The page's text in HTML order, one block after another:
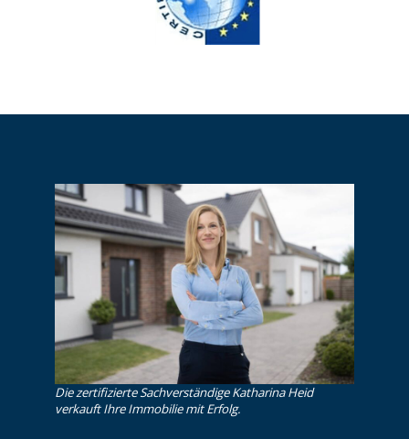
Die zertifizierte Sachverständige Katharina Heid
verkauft Ihre Immobilie mit Erfolg.